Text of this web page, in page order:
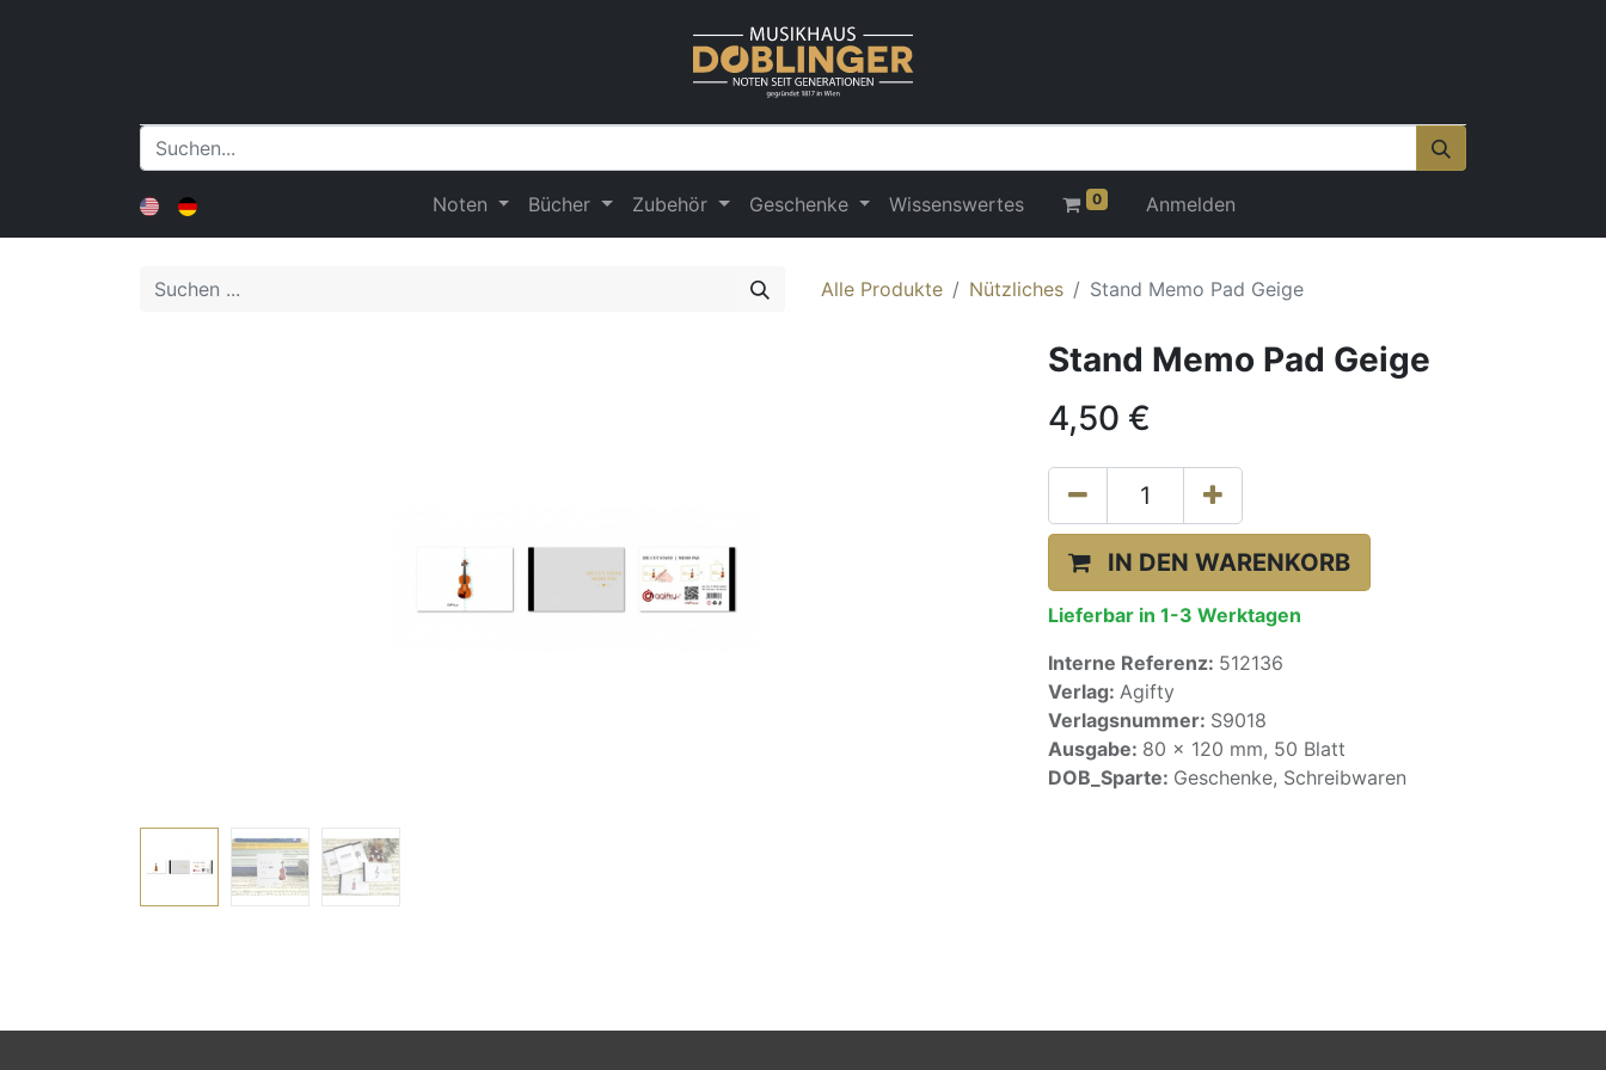
Noten Bücher Zubehör Geschenke Wissenswertes 0 Anmelden
Alle Produkte Nützliches Stand Memo Pad Geige
Stand Memo Pad Geige
4,50 €
IN DEN WARENKORB
Lieferbar in 1-3 Werktagen
Interne Referenz: 512136
Verlag: Agifty
Verlagsnummer: S9018
Ausgabe: 80 x 120 mm, 50 Blatt
DOB_Sparte: Geschenke, Schreibwaren